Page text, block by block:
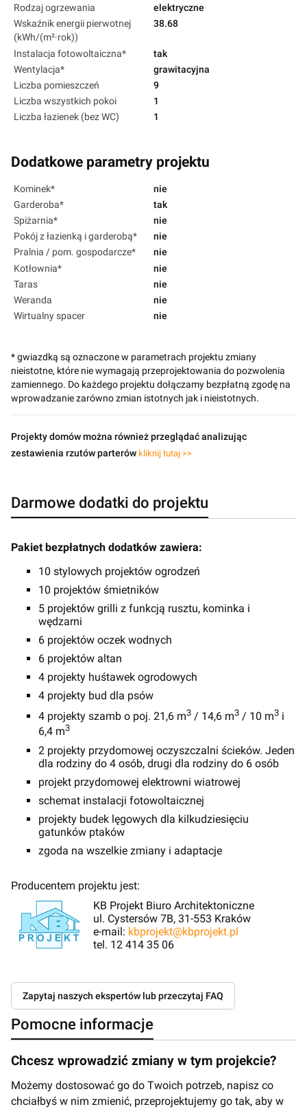
Rodzaj ogrzewania
elektryczne
Wskaźnik energii pierwotnej
(kWh/(m²·rok))
38.68
Instalacja fotowoltaiczna*
tak
Wentylacja*
grawitacyjna
Liczba pomieszczeń
9
Liczba wszystkich pokoi
1
Liczba łazienek (bez WC)
1
Dodatkowe parametry projektu
Kominek*
nie
Garderoba*
tak
Spiżarnia*
nie
Pokój z łazienką i garderobą*
nie
Pralnia / pom. gospodarcze*
nie
Kotłownia*
nie
Taras
nie
Weranda
nie
Wirtualny spacer
nie
* gwiazdką są oznaczone w parametrach projektu zmiany
nieistotne, które nie wymagają przeprojektowania do pozwolenia
zamiennego. Do każdego projektu dołączamy bezpłatną zgodę na
wprowadzanie zarówno zmian istotnych jak i nieistotnych.
Projekty domów można również przeglądać analizując
zestawienia rzutów parterów kliknij tutaj >>
Darmowe dodatki do projektu
Pakiet bezpłatnych dodatków zawiera:
10 stylowych projektów ogrodzeń
10 projektów śmietników
5 projektów grilli z funkcją rusztu, kominka i
wędzarni
6 projektów oczek wodnych
6 projektów altan
4 projekty huśtawek ogrodowych
4 projekty bud dla psów
4 projekty szamb o poj. 21,6 m3 / 14,6 m3 / 10 m3 i
6,4 m3
2 projekty przydomowej oczyszczalni ścieków. Jeden
dla rodziny do 4 osób, drugi dla rodziny do 6 osób
projekt przydomowej elektrowni wiatrowej
schemat instalacji fotowoltaicznej
projekty budek lęgowych dla kilkudziesięciu
gatunków ptaków
zgoda na wszelkie zmiany i adaptacje
Producentem projektu jest:
KB Projekt Biuro Architektoniczne
ul. Cystersów 7B, 31-553 Kraków
e-mail: kbprojekt@kbprojekt.pl
tel. 12 414 35 06
Zapytaj naszych ekspertów lub przeczytaj FAQ
Pomocne informacje
Chcesz wprowadzić zmiany w tym projekcie?
Możemy dostosować go do Twoich potrzeb, napisz co
chciałbyś w nim zmienić, przeprojektujemy go tak, aby w